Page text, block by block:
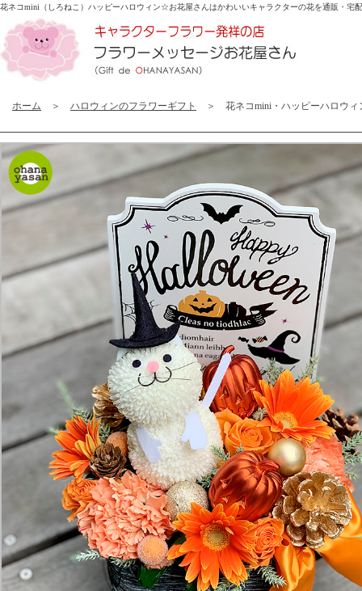
花ネコmini（しろねこ）ハッピーハロウィン☆お花屋さんはかわいいキャラクターの花を通販・宅
ホーム ＞ ハロウィンのフラワーギフト ＞ 花ネコmini・ハッピーハロウィ